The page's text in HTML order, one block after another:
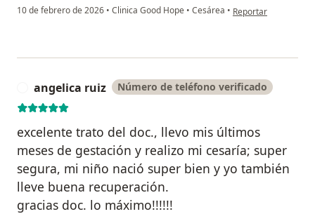
10 de febrero de 2026 • Clinica Good Hope • Cesárea • en opinión del
Reportar
angelica ruiz Número de teléfono verificado
excelente trato del doc., llevo mis últimos
meses de gestación y realizo mi cesaría; super
segura, mi niño nació super bien y yo también
lleve buena recuperación.
gracias doc. lo máximo!!!!!!